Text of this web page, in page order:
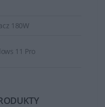
180W
11 Pro